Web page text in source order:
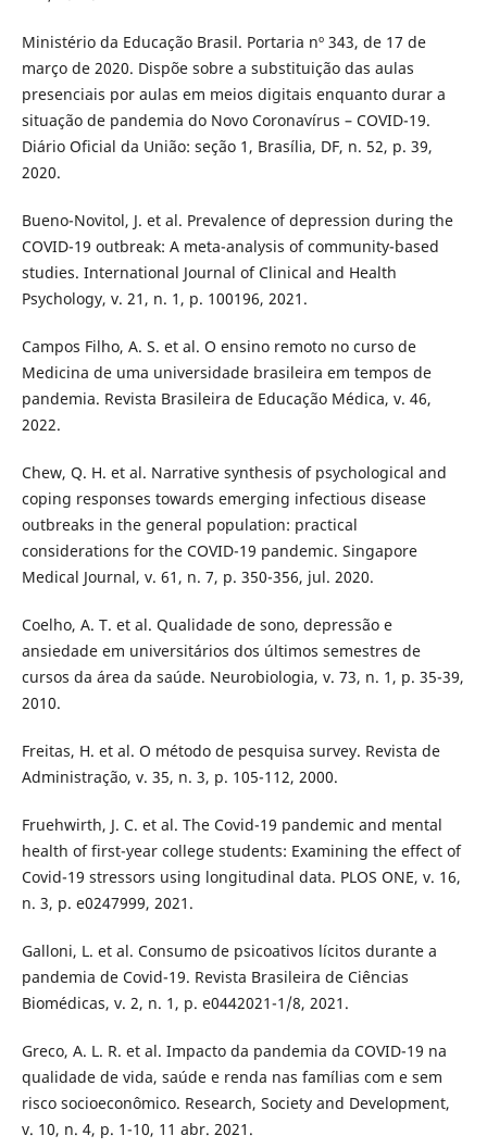
Ministério da Educação Brasil. Portaria nº 343, de 17 de
março de 2020. Dispõe sobre a substituição das aulas
presenciais por aulas em meios digitais enquanto durar a
situação de pandemia do Novo Coronavírus – COVID-19.
Diário Oficial da União: seção 1, Brasília, DF, n. 52, p. 39,
2020.
Bueno-Novitol, J. et al. Prevalence of depression during the
COVID-19 outbreak: A meta-analysis of community-based
studies. International Journal of Clinical and Health
Psychology, v. 21, n. 1, p. 100196, 2021.
Campos Filho, A. S. et al. O ensino remoto no curso de
Medicina de uma universidade brasileira em tempos de
pandemia. Revista Brasileira de Educação Médica, v. 46,
2022.
Chew, Q. H. et al. Narrative synthesis of psychological and
coping responses towards emerging infectious disease
outbreaks in the general population: practical
considerations for the COVID-19 pandemic. Singapore
Medical Journal, v. 61, n. 7, p. 350-356, jul. 2020.
Coelho, A. T. et al. Qualidade de sono, depressão e
ansiedade em universitários dos últimos semestres de
cursos da área da saúde. Neurobiologia, v. 73, n. 1, p. 35-39,
2010.
Freitas, H. et al. O método de pesquisa survey. Revista de
Administração, v. 35, n. 3, p. 105-112, 2000.
Fruehwirth, J. C. et al. The Covid-19 pandemic and mental
health of first-year college students: Examining the effect of
Covid-19 stressors using longitudinal data. PLOS ONE, v. 16,
n. 3, p. e0247999, 2021.
Galloni, L. et al. Consumo de psicoativos lícitos durante a
pandemia de Covid-19. Revista Brasileira de Ciências
Biomédicas, v. 2, n. 1, p. e0442021-1/8, 2021.
Greco, A. L. R. et al. Impacto da pandemia da COVID-19 na
qualidade de vida, saúde e renda nas famílias com e sem
risco socioeconômico. Research, Society and Development,
v. 10, n. 4, p. 1-10, 11 abr. 2021.